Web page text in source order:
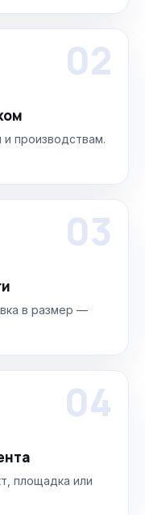
02
производствам.
03
в размер —
04
площадка или